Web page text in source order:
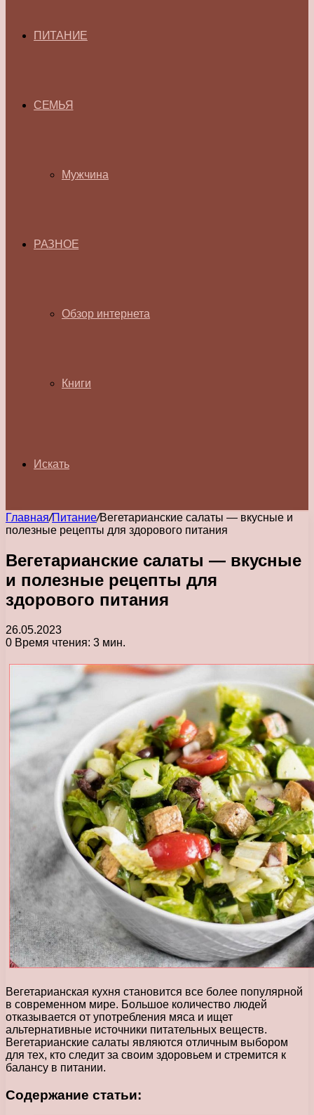
ПИТАНИЕ
СЕМЬЯ
Мужчина
РАЗНОЕ
Обзор интернета
Книги
Искать
Главная/Питание/Вегетарианские салаты — вкусные и
полезные рецепты для здорового питания
Вегетарианские салаты — вкусные
и полезные рецепты для
здорового питания
26.05.2023
0 Время чтения: 3 мин.
Вегетарианская кухня становится все более популярной
в современном мире. Большое количество людей
отказывается от употребления мяса и ищет
альтернативные источники питательных веществ.
Вегетарианские салаты являются отличным выбором
для тех, кто следит за своим здоровьем и стремится к
балансу в питании.
Содержание статьи: